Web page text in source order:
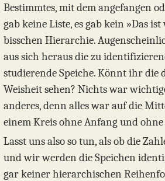
Bestimmtes, mit dem angefangen
gab keine Liste, es gab kein »Das
bisschen Hierarchie.
aus sich heraus die zu
studierende Speiche. Könnt ihr die
Weisheit sehen? Nichts war
anderes, denn alles war auf die
einem Kreis ohne Anfang und ohne
Lasst uns also so tun, als ob die
und wir werden die Speichen
gar keiner hierarchischen